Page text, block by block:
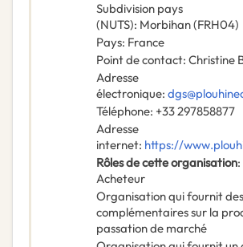
Subdivision pays
(NUTS): Morbihan(FRH04)
Pays: France
Point de contact: Christine
Adresse
électronique:
Téléphone: +33 297858877
Adresse
internet: https://
Rôles de cette organisation:
Acheteur
Organisation qui fournit
complémentaires sur la
passation de marché